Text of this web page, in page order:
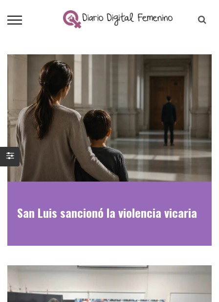
San Luis sancionó la violencia vicaria